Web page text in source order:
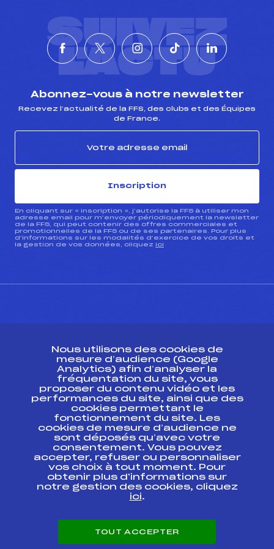
SUIVEZ
L'ACTU
Abonnez-vous à notre newsletter
Recevez l’actualité de la FFS, des clubs et des Équipes
de France.
Inscription
En cliquant sur « inscription », j’autorise la FFS à utiliser mon
adresse email pour m’envoyer périodiquement la newsletter
de la FFS, qui peut contenir des offres commerciales et
promotionnelles de la FFS ou de ses partenaires. Pour plus
d’informations sur les modalités d’exercice de vos droits et
la gestion de vos données, cliquez ici
Ressources
Pass’Neige
Projet sportif fédéral
Projet de performance fédéral
Antidopage
Pôle Développement, Formation, Suivi
Scientifique
Listes ministérielles
Pôle vie de l’athlète
Enseignement professionnel
Carrières
Nous utilisons des cookies de
mesure d’audience (Google
Analytics) afin d’analyser la
fréquentation du site, vous
proposer du contenu vidéo et les
performances du site, ainsi que des
cookies permettant le
fonctionnement du site. Les
cookies de mesure d’audience ne
sont déposés qu’avec votre
consentement. Vous pouvez
accepter, refuser ou personnaliser
vos choix à tout moment. Pour
obtenir plus d'informations sur
notre gestion des cookies, cliquez
ici.
TOUT ACCEPTER